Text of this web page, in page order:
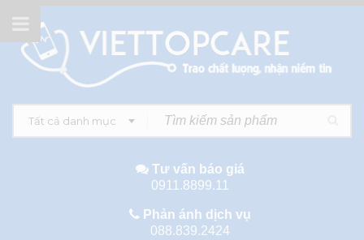
Tất cả danh mục
Tư vấn báo giá
0911.8899.11
Phản ánh dịch vụ
088.839.2424